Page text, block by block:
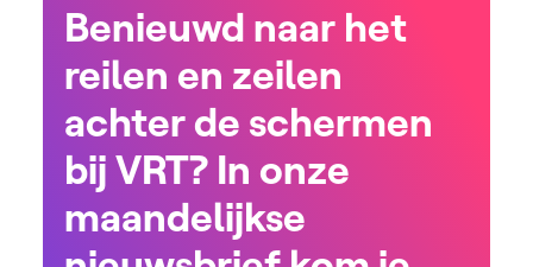
Benieuwd naar het
reilen en zeilen
achter de schermen
bij VRT? In onze
maandelijkse